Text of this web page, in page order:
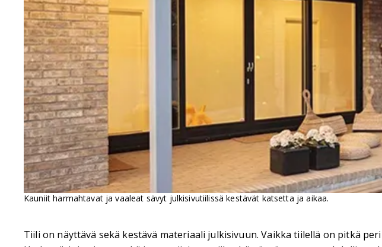
Kauniit harmahtavat ja vaaleat sävyt julkisivutiilissä kestävät katsetta ja aikaa.
Tiili on näyttävä sekä kestävä materiaali julkisivuun. Vaikka tiilellä on pitkä